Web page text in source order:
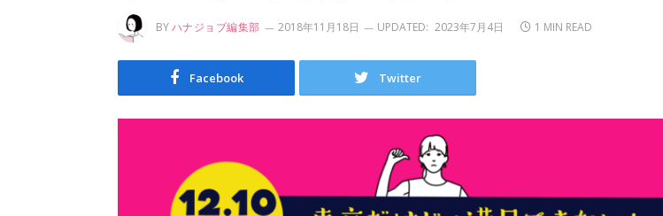
BYハナジョブ編集部 2018年11月18日 UPDATED: 2023年7月4日 1 MIN READ
Facebook Twitter